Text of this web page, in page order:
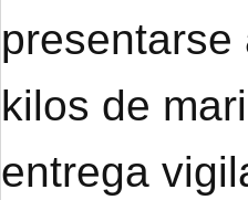
kilos de
entrega